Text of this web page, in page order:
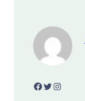
Facebook Twitter Instagram